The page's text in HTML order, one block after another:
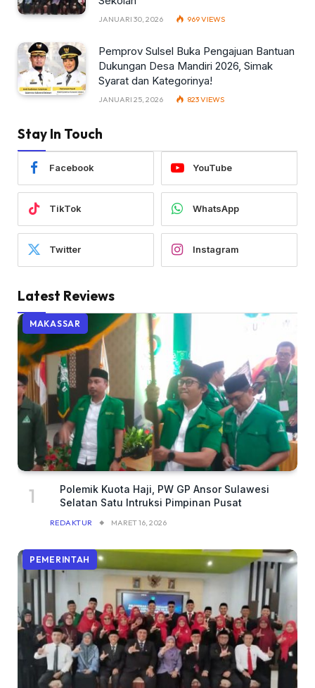
JANUARI 30, 2026 969VIEWS
Pemprov Sulsel Buka Pengajuan Bantuan
Dukungan Desa Mandiri 2026, Simak
Syarat dan Kategorinya!
JANUARI 25, 2026 823VIEWS
Stay In Touch
Facebook YouTube
TikTok WhatsApp
Twitter Instagram
Latest Reviews
MAKASSAR
Polemik Kuota Haji, PW GP Ansor Sulawesi
Selatan Satu Intruksi Pimpinan Pusat
REDAKTUR MARET 16, 2026
PEMERINTAH